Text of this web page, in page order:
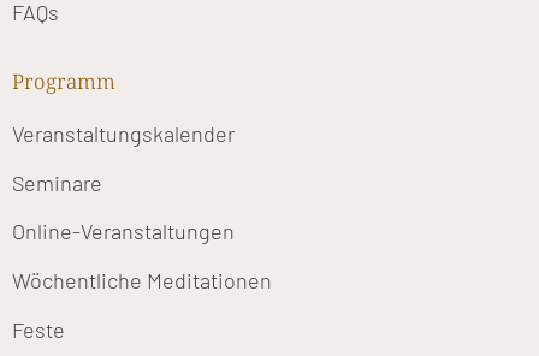
FAQs
Programm
Veranstaltungskalender
Seminare
Online-Veranstaltungen
Wöchentliche Meditationen
Feste